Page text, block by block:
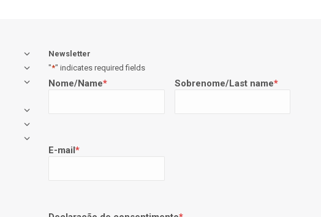
Newsletter
"*" indicates required fields
Nome/Name* Sobrenome/Last name*
E-mail*